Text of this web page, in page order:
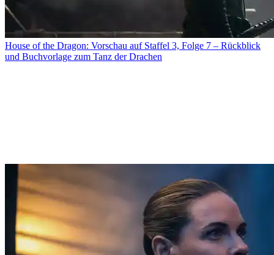
House of the Dragon: Vorschau auf Staffel 3, Folge 7 – Rückblick
und Buchvorlage zum Tanz der Drachen